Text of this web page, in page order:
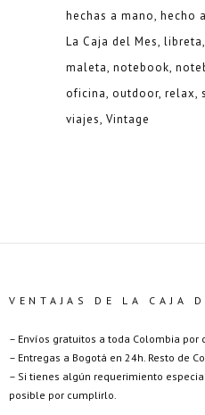
hechas a mano hecho
La Caja del Mes libreta
maleta notebook
oficina outdoor relax
viajes Vintage
VENTAJAS DE LA CAJA
– Envíos gratuitos a toda Colombia por
– Entregas a Bogotá en 24h. Resto de
– Si tienes algún requerimiento
posible por cumplirlo.